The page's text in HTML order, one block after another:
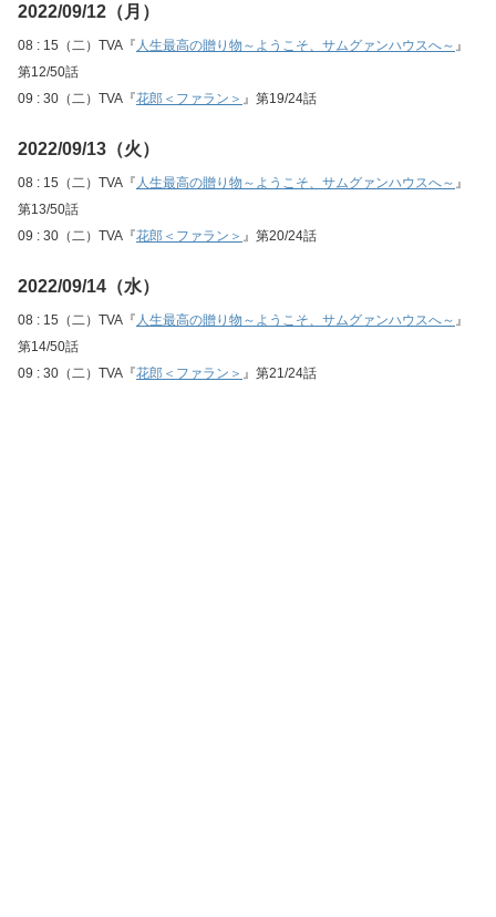
2022/09/12（月）
08 : 15（二）TVA『 人生最高の贈り物～ようこそ、サムグァンハウスへ～ 』
第12/50話
09 : 30（二）TVA『花郎＜ファラン＞ 』第19/24話
2022/09/13（火）
08 : 15（二）TVA『 人生最高の贈り物～ようこそ、サムグァンハウスへ～ 』
第13/50話
09 : 30（二）TVA『花郎＜ファラン＞ 』第20/24話
2022/09/14（水）
08 : 15（二）TVA『 人生最高の贈り物～ようこそ、サムグァンハウスへ～ 』
第14/50話
09 : 30（二）TVA『花郎＜ファラン＞ 』第21/24話